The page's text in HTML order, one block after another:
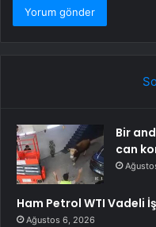
Bir
can
Ham Petrol WTI Vadeli
Ağustos 6, 2026